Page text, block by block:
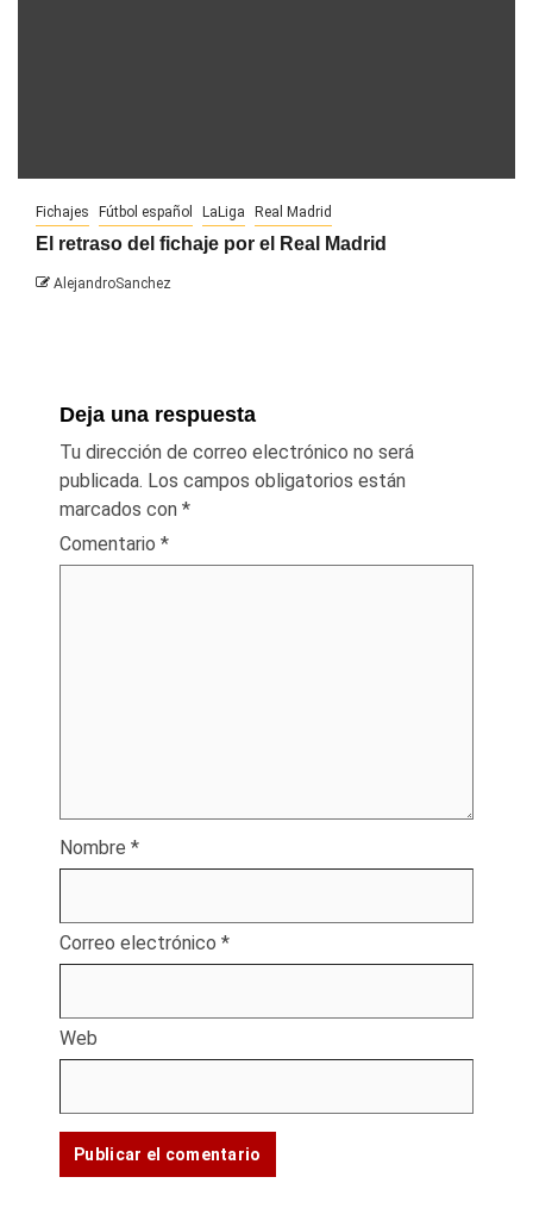
Fichajes Fútbol español LaLiga Real Madrid
El retraso del fichaje por el Real Madrid
AlejandroSanchez
Deja una respuesta
Tu dirección de correo electrónico no será
publicada. Los campos obligatorios están
marcados con *
Comentario *
Nombre *
Correo electrónico *
Web